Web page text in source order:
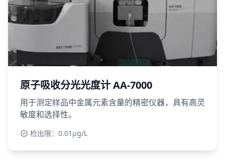
原子吸收分光光度计 AA-7000
用于测定样品中金属元素含量的精密仪器，具有高灵
敏度和选择性。
检出限：0.01μg/L